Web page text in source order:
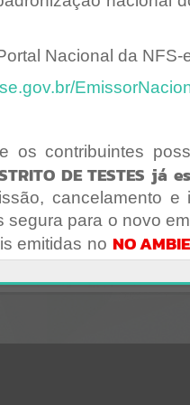
Nacional da NFS-
os contribuintes
DE TESTES já
cancelamento e
segura para o novo
emitidas no NO
utilizadas apenas para
podem
Uncaught SyntaxError: